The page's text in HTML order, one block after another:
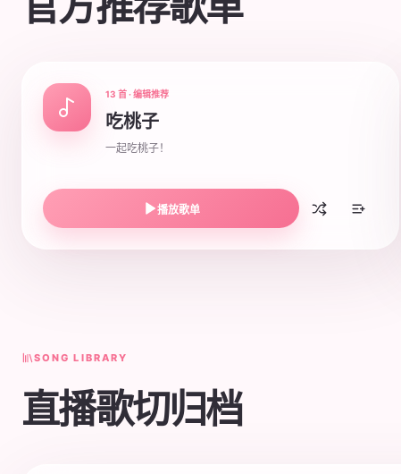
13 首 · 编辑推荐
吃桃子
一起吃桃子！
播放歌单
SONG LIBRARY
直播歌切归档